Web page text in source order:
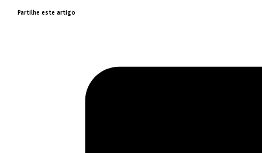
Partilhe este artigo